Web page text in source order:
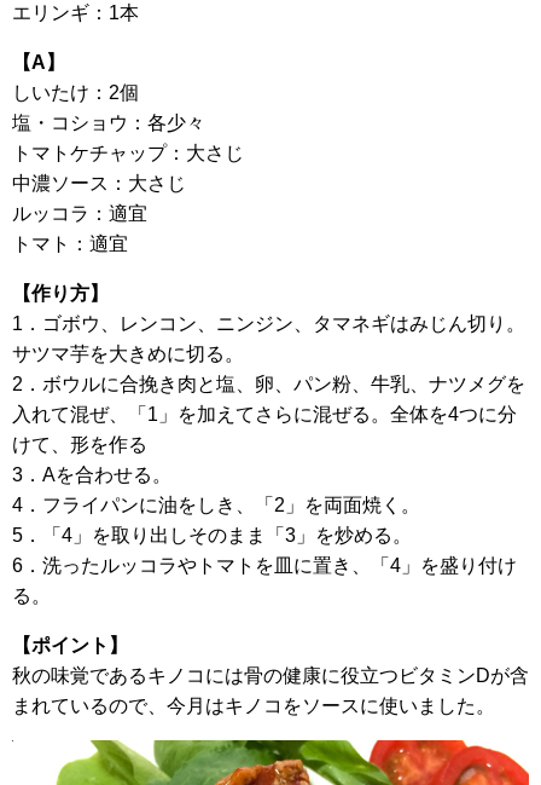
エリンギ：1本
【A】
しいたけ：2個
塩・コショウ：各少々
トマトケチャップ：大さじ
中濃ソース：大さじ
ルッコラ：適宜
トマト：適宜
【作り方】
1．ゴボウ、レンコン、ニンジン、タマネギはみじん切り。
サツマ芋を大きめに切る。
2．ボウルに合挽き肉と塩、卵、パン粉、牛乳、ナツメグを
入れて混ぜ、「1」を加えてさらに混ぜる。全体を4つに分
けて、形を作る
3．Aを合わせる。
4．フライパンに油をしき、「2」を両面焼く。
5．「4」を取り出しそのまま「3」を炒める。
6．洗ったルッコラやトマトを皿に置き、「4」を盛り付け
る。
【ポイント】
秋の味覚であるキノコには骨の健康に役立つビタミンDが含
まれているので、今月はキノコをソースに使いました。